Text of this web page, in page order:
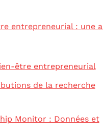
entrepreneurial : une
être entrepreneurial
de la recherche
Monitor : Données et